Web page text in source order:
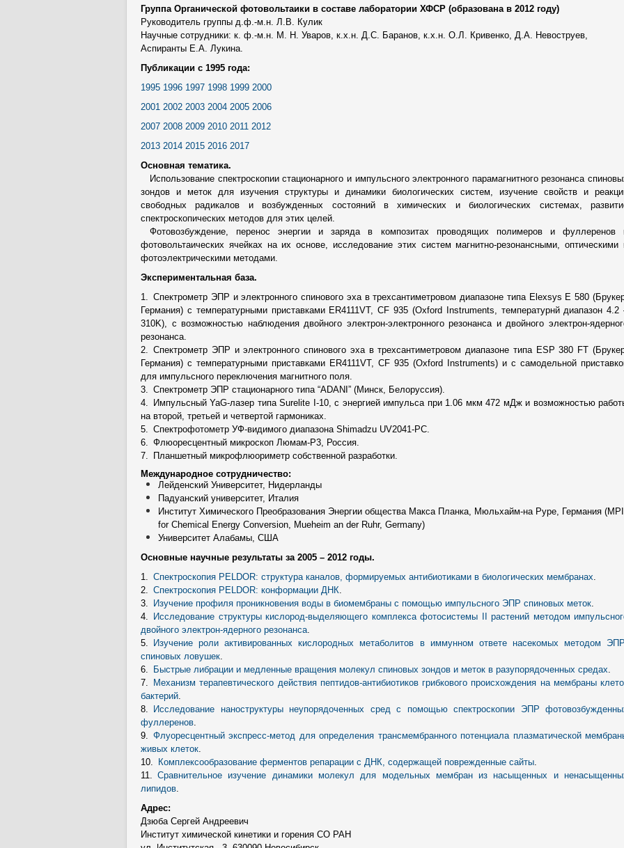
Группа Органической фотовольтаики в составе лаборатории ХФСР (образована в 2012 году)
Руководитель группы д.ф.-м.н. Л.В. Кулик
Научные сотрудники: к. ф.-м.н. М. Н. Уваров, к.х.н. Д.С. Баранов, к.х.н. О.Л. Кривенко, Д.А. Невоструев,
Аспиранты Е.А. Лукина.
Публикации с 1995 года:
1995 1996 1997 1998 1999 2000
2001 2002 2003 2004 2005 2006
2007 2008 2009 2010 2011 2012
2013 2014 2015 2016 2017
Основная тематика.
Использование спектроскопии стационарного и импульсного электронного парамагнитного резонанса
зондов и меток для изучения структуры и динамики биологических систем, изучение свойств и
свободных радикалов и возбужденных состояний в химических и биологических системах,
спектроскопических методов для этих целей.
Фотовозбуждение, перенос энергии и заряда в композитах проводящих полимеров и фуллеренов
фотовольтаических ячейках на их основе, исследование этих систем магнитно-резонансными, оптическими
фотоэлектрическими методами.
Экспериментальная база.
1. Спектрометр ЭПР и электронного спинового эха в трехсантиметровом диапазоне типа Elexsys E 580
Германия) с температурными приставками ER4111VT, CF 935 (Oxford Instruments, температурнй диапазон 4.2
310K), с возможностью наблюдения двойного электрон-электронного резонанса и двойного электрон-
резонанса.
2. Спектрометр ЭПР и электронного спинового эха в трехсантиметровом диапазоне типа ESP 380 FT
Германия) с температурными приставками ER4111VT, CF 935 (Oxford Instruments) и с самодельной
для импульсного переключения магнитного поля.
3. Спектрометр ЭПР стационарного типа “ADANI” (Минск, Белоруссия).
4. Импульсный YaG-лазер типа Surelite I-10, с энергией импульса при 1.06 мкм 472 мДж и возможностью
на второй, третьей и четвертой гармониках.
5. Спектрофотометр УФ-видимого диапазона Shimadzu UV2041-PC.
6. Флюоресцентный микроскоп Люмам-Р3, Россия.
7. Планшетный микрофлюориметр собственной разработки.
Международное сотрудничество:
Лейденский Университет, Нидерланды
Падуанский университет, Италия
Институт Химического Преобразования Энергии общества Макса Планка, Мюльхайм-на Руре, Германия (MPI
for Chemical Energy Conversion, Mueheim an der Ruhr, Germany)
Университет Алабамы, США
Основные научные результаты за 2005 – 2012 годы.
1. Спектроскопия PELDOR: структура каналов, формируемых антибиотиками в биологических мембранах.
2. Спектроскопия PELDOR: конформации ДНК.
3.
Изучение профиля проникновения воды в биомембраны с помощью импульсного ЭПР спиновых меток.
4.
Исследование структуры кислород-выделяющего комплекса фотосистемы II растений методом
двойного электрон-ядерного резонанса.
5.
Изучение роли активированных кислородных метаболитов в иммунном ответе насекомых методом
спиновых ловушек.
6.
Быстрые либрации и медленные вращения молекул спиновых зондов и меток в разупорядоченных средах.
7.
Механизм терапевтического действия пептидов-антибиотиков грибкового происхождения на мембраны
бактерий.
8.
Исследование наноструктуры неупорядоченных сред с помощью спектроскопии ЭПР
фуллеренов.
9. Флуоресцентный экспресс-метод для определения трансмембранного потенциала плазматической
живых клеток.
10.
Комплексообразование ферментов репарации с ДНК, содержащей поврежденные сайты.
11. Сравнительное изучение динамики молекул для модельных мембран из насыщенных и
липидов.
Адрес:
Дзюба Сергей Андреевич
Институт химической кинетики и горения СО РАН